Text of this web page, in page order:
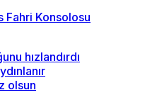
Fahri Konsolosu
hızlandırdı
olsun